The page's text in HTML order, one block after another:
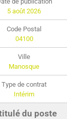
5 août 2026
04100
Manosque
Intérim